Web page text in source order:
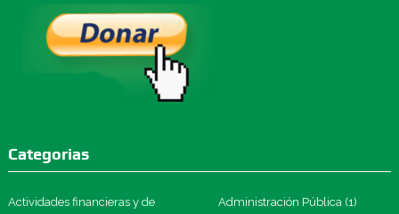
Categorias
Actividades financieras y de
Administración Pública (1)